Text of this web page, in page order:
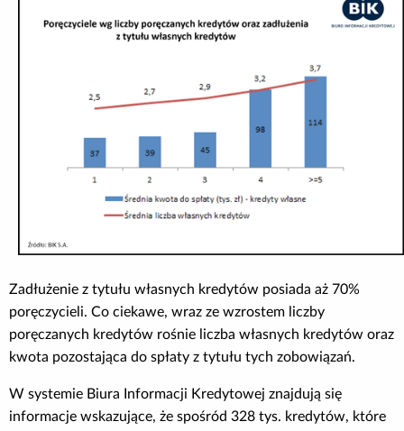
Zadłużenie z tytułu własnych kredytów posiada aż 70%
poręczycieli. Co ciekawe, wraz ze wzrostem liczby
poręczanych kredytów rośnie liczba własnych kredytów oraz
kwota pozostająca do spłaty z tytułu tych zobowiązań.
W systemie Biura Informacji Kredytowej znajdują się
informacje wskazujące, że spośród 328 tys. kredytów, które